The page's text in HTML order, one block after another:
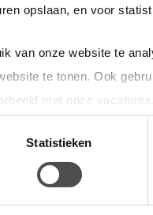
opslaan, en voor
van onze website te
te tonen. Ook
met onze vacatures.
met onze partners,
onderaan onze
Statistieken
bij uw vraag?